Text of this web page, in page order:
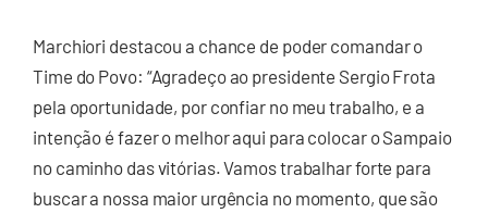
Marchiori destacou a chance de poder comandar o
Time do Povo: “Agradeço ao presidente Sergio Frota
pela oportunidade, por confiar no meu trabalho, e a
intenção é fazer o melhor aqui para colocar o Sampaio
no caminho das vitórias. Vamos trabalhar forte para
buscar a nossa maior urgência no momento, que são